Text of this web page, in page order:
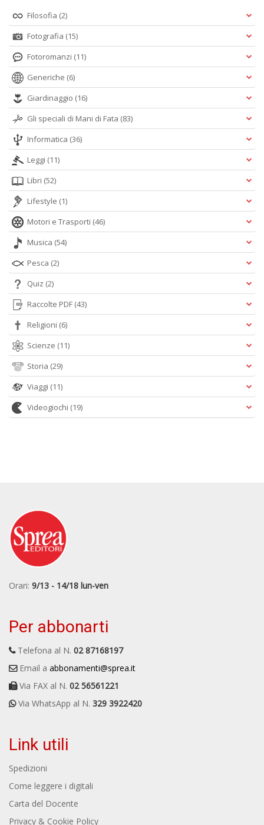
Filosofia (2)
Fotografia (15)
Fotoromanzi (11)
Generiche (6)
Giardinaggio (16)
Gli speciali di Mani di Fata (83)
Informatica (36)
Leggi (11)
Libri (52)
Lifestyle (1)
Motori e Trasporti (46)
Musica (54)
Pesca (2)
Quiz (2)
Raccolte PDF (43)
Religioni (6)
Scienze (11)
Storia (29)
Viaggi (11)
Videogiochi (19)
Orari: 9/13 - 14/18 lun-ven
Per abbonarti
Telefona al N. 02 87168197
Email a abbonamenti@sprea.it
Via FAX al N. 02 56561221
Via WhatsApp al N. 329 3922420
Link utili
Spedizioni
Come leggere i digitali
Carta del Docente
Privacy & Cookie Policy